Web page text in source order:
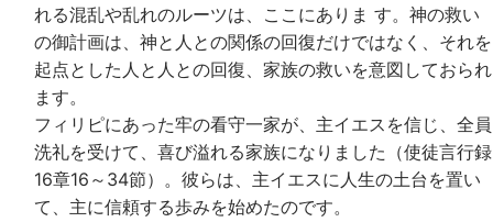
れる混乱や乱れのルーツは、ここにありま す。神の救い
の御計画は、神と人との関係の回復だけではなく、それを
起点とした人と人との回復、家族の救いを意図しておられ
ます。
フィリピにあった牢の看守一家が、主イエスを信じ、全員
洗礼を受けて、喜び溢れる家族になりました（使徒言行録
16章16～34節）。彼らは、主イエスに人生の土台を置い
て、主に信頼する歩みを始めたのです。